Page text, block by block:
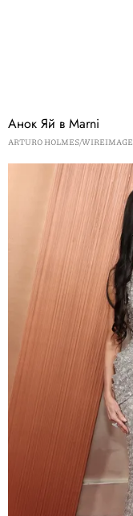
Анок Яй в Marni
ARTURO HOLMES/WIREIMAGE